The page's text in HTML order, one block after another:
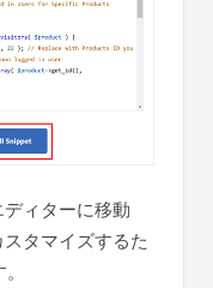
ィターに移動
タマイズするた